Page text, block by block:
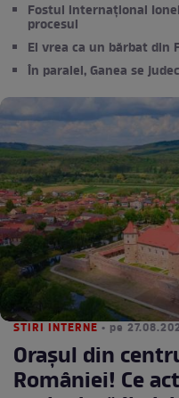
Fostul internațional
procesul
El vrea ca un bărbat din
În paralel, Ganea se
STIRI INTERNE • pe
Orașul din
României! Ce